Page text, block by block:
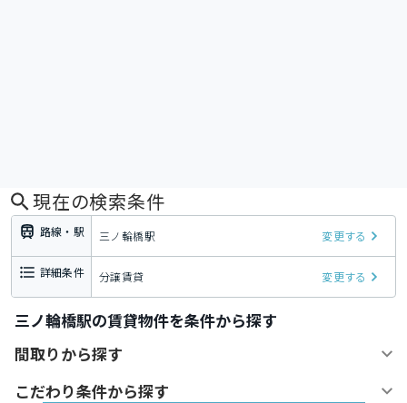
現在の検索条件
路線・駅 三ノ輪橋駅 変更する
詳細条件 分譲賃貸 変更する
三ノ輪橋駅の賃貸物件を条件から探す
間取りから探す
こだわり条件から探す